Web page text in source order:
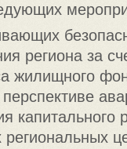
региона за
жилищного
капитального
региональных